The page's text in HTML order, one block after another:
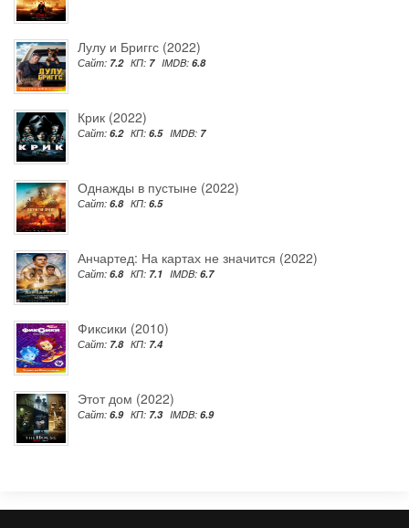
Лулу и Бриггс (2022)
Сайт: 7.2 КП: 7 IMDB: 6.8
Крик (2022)
Сайт: 6.2 КП: 6.5 IMDB: 7
Однажды в пустыне (2022)
Сайт: 6.8 КП: 6.5
Анчартед: На картах не значится (2022)
Сайт: 6.8 КП: 7.1 IMDB: 6.7
Фиксики (2010)
Сайт: 7.8 КП: 7.4
Этот дом (2022)
Сайт: 6.9 КП: 7.3 IMDB: 6.9